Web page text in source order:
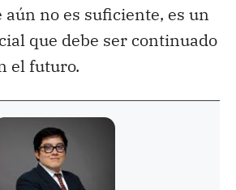
aún no es suficiente, es un
que debe ser continuado
el futuro.